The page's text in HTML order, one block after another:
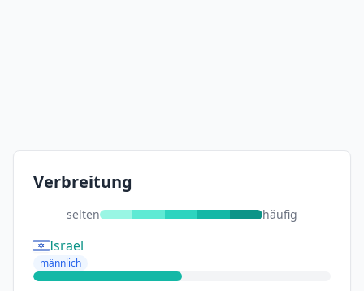
Verbreitung
selten häufig
Israel
männlich